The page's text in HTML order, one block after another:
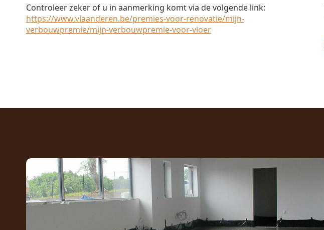
Controleer zeker of u in aanmerking komt via de volgende link:
https://www.vlaanderen.be/premies-voor-renovatie/mijn-
verbouwpremie/mijn-verbouwpremie-voor-vloer